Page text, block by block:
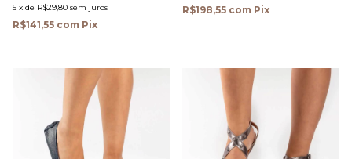
5 x de R$29,80 sem juros
R$141,55 com Pix
R$198,55 com Pix